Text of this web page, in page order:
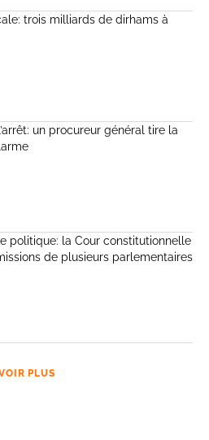
trois milliards de dirhams à
un procureur général tire la
politique: la Cour constitutionnelle
de plusieurs parlementaires
PLUS